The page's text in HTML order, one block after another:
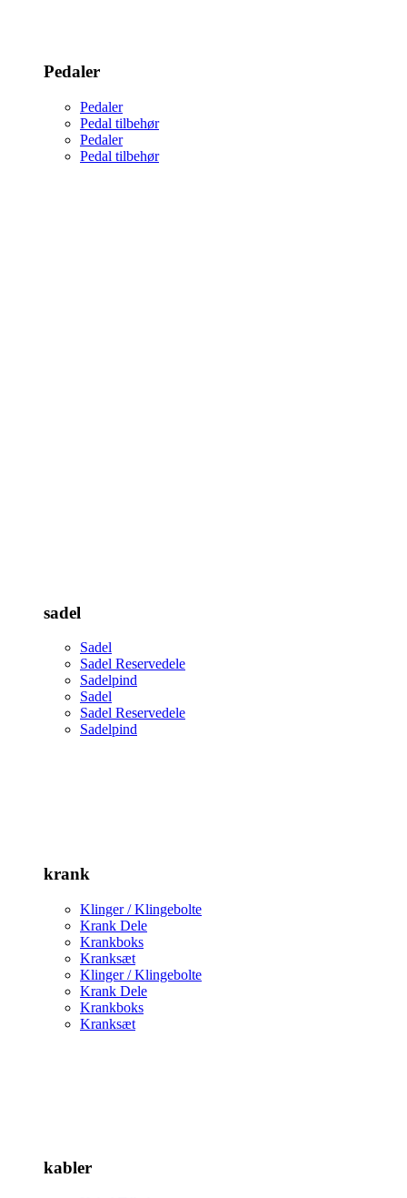
Pedaler
Pedaler
Pedal tilbehør
Pedaler
Pedal tilbehør
sadel
Sadel
Sadel Reservedele
Sadelpind
Sadel
Sadel Reservedele
Sadelpind
krank
Klinger / Klingebolte
Krank Dele
Krankboks
Kranksæt
Klinger / Klingebolte
Krank Dele
Krankboks
Kranksæt
kabler